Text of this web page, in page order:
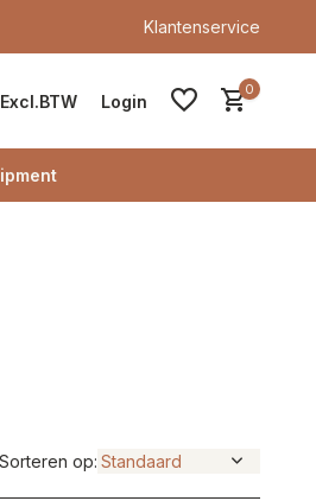
Klantenservice
Excl.BTW Login
0
Sorteren op: